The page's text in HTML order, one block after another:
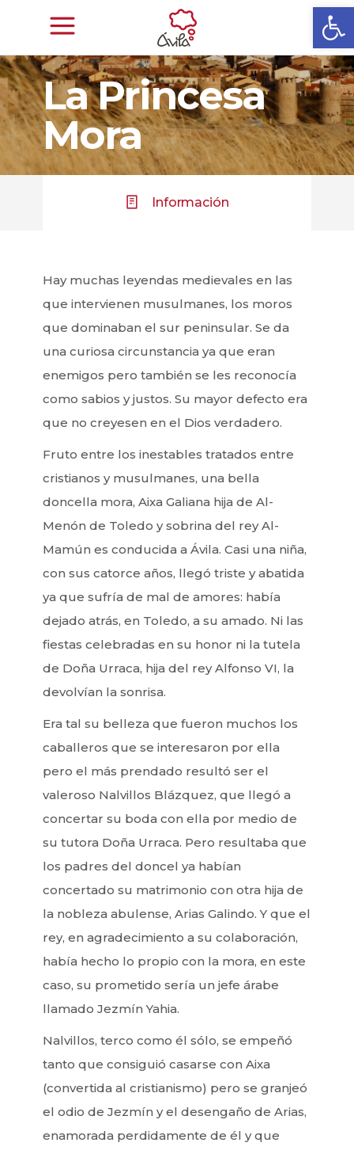
La Princesa
Mora
Información
Hay muchas leyendas medievales en las
que intervienen musulmanes, los moros
que dominaban el sur peninsular. Se da
una curiosa circunstancia ya que eran
enemigos pero también se les reconocía
como sabios y justos. Su mayor defecto era
que no creyesen en el Dios verdadero.
Fruto entre los inestables tratados entre
cristianos y musulmanes, una bella
doncella mora, Aixa Galiana hija de Al-
Menón de Toledo y sobrina del rey Al-
Mamún es conducida a Ávila. Casi una niña,
con sus catorce años, llegó triste y abatida
ya que sufría de mal de amores: había
dejado atrás, en Toledo, a su amado. Ni las
fiestas celebradas en su honor ni la tutela
de Doña Urraca, hija del rey Alfonso VI, la
devolvían la sonrisa.
Era tal su belleza que fueron muchos los
caballeros que se interesaron por ella
pero el más prendado resultó ser el
valeroso Nalvillos Blázquez, que llegó a
concertar su boda con ella por medio de
su tutora Doña Urraca. Pero resultaba que
los padres del doncel ya habían
concertado su matrimonio con otra hija de
la nobleza abulense, Arias Galindo. Y que el
rey, en agradecimiento a su colaboración,
había hecho lo propio con la mora, en este
caso, su prometido sería un jefe árabe
llamado Jezmín Yahia.
Nalvillos, terco como él sólo, se empeñó
tanto que consiguió casarse con Aixa
(convertida al cristianismo) pero se granjeó
el odio de Jezmín y el desengaño de Arias,
enamorada perdidamente de él y que